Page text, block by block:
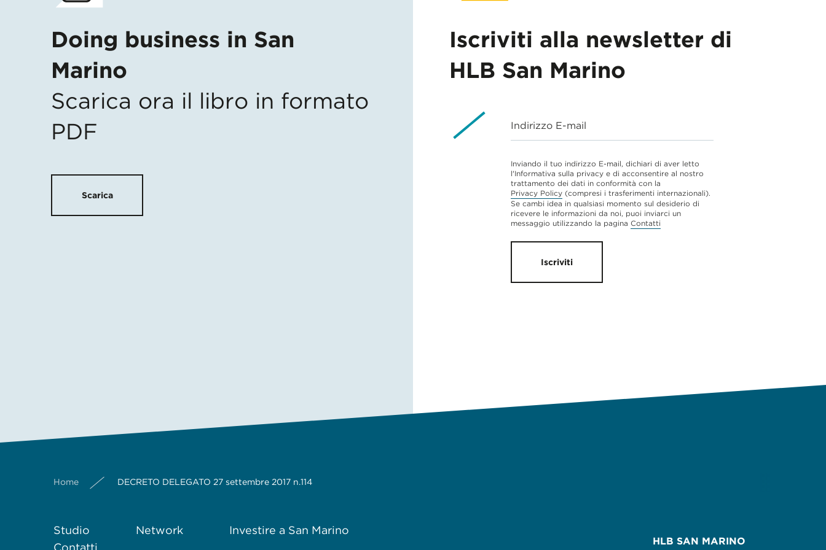
Doing business in San
Marino
Scarica ora il libro in formato
PDF
Scarica
Iscriviti alla newsletter di
HLB San Marino
Indirizzo E-mail
Inviando il tuo indirizzo E-mail, dichiari di aver letto
l'Informativa sulla privacy e di acconsentire al nostro
trattamento dei dati in conformità con la
Privacy Policy (compresi i trasferimenti internazionali).
Se cambi idea in qualsiasi momento sul desiderio di
ricevere le informazioni da noi, puoi inviarci un
messaggio utilizzando la pagina Contatti
Iscriviti
Home DECRETO DELEGATO 27 settembre 2017 n.114
Studio Network
Investire a San Marino
Contatti
HLB SAN MARINO